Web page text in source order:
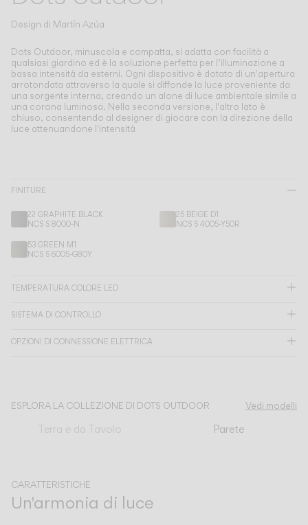
Servizi
Download
Area Professionale
LINGUA
CATALOGO
Design di Martín Azúa
Dots Outdoor, minuscola e compatta, si adatta con facilità a
qualsiasi giardino ed è la soluzione perfetta per l’illuminazione a
bassa intensità da esterni. Ogni dispositivo è dotato di un'apertura
arrotondata attraverso la quale si diffonde la luce proveniente da
una sorgente interna, creando un alone di luce ambientale simile a
una corona luminosa. Nella seconda versione, l'altro lato è
chiuso, consentendo al designer di giocare con la direzione della
luce attenuandone l'intensità
FINITURE
22 GRAPHITE BLACK
NCS S 8000-N
25 BEIGE D1
NCS S 4005-Y50R
53 GREEN M1
NCS S 6005-G80Y
TEMPERATURA COLORE LED
SISTEMA DI CONTROLLO
OPZIONI DI CONNESSIONE ELETTRICA
ESPLORA LA COLLEZIONE DI DOTS OUTDOOR Vedi modelli
Terra e da Tavolo Parete
CARATTERISTICHE
Un'armonia di luce